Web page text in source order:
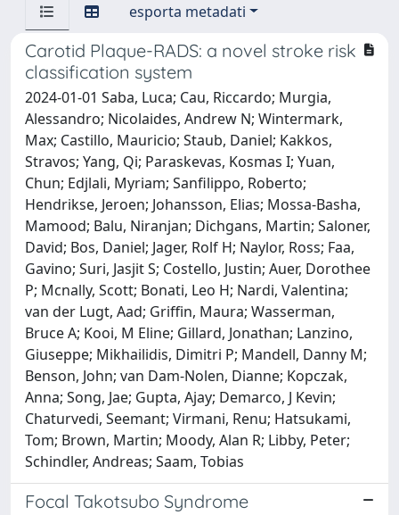
esporta metadati
Carotid Plaque-RADS: a novel stroke risk
classification system
2024-01-01 Saba, Luca; Cau, Riccardo; Murgia,
Alessandro; Nicolaides, Andrew N; Wintermark,
Max; Castillo, Mauricio; Staub, Daniel; Kakkos,
Stravos; Yang, Qi; Paraskevas, Kosmas I; Yuan,
Chun; Edjlali, Myriam; Sanfilippo, Roberto;
Hendrikse, Jeroen; Johansson, Elias; Mossa-Basha,
Mamood; Balu, Niranjan; Dichgans, Martin; Saloner,
David; Bos, Daniel; Jager, Rolf H; Naylor, Ross; Faa,
Gavino; Suri, Jasjit S; Costello, Justin; Auer, Dorothee
P; Mcnally, Scott; Bonati, Leo H; Nardi, Valentina;
van der Lugt, Aad; Griffin, Maura; Wasserman,
Bruce A; Kooi, M Eline; Gillard, Jonathan; Lanzino,
Giuseppe; Mikhailidis, Dimitri P; Mandell, Danny M;
Benson, John; van Dam-Nolen, Dianne; Kopczak,
Anna; Song, Jae; Gupta, Ajay; Demarco, J Kevin;
Chaturvedi, Seemant; Virmani, Renu; Hatsukami,
Tom; Brown, Martin; Moody, Alan R; Libby, Peter;
Schindler, Andreas; Saam, Tobias
Focal Takotsubo Syndrome